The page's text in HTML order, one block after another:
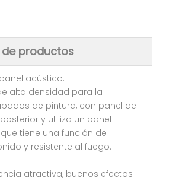
productos
acústico:
alta densidad para la
de pintura, con panel de
y utiliza un panel
tiene una función de
y resistente al fuego.
atractiva, buenos efectos